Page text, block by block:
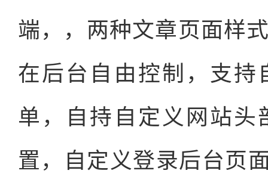
端，，两种文章页面样
在后台自由控制，支持
单，自持自定义网站
置，自定义登录后台页